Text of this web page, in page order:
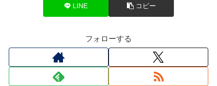
LINE コピー
フォローする